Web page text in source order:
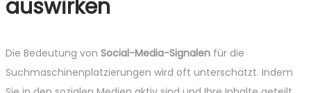
auswirken
Die Bedeutung von Social-Media-Signalen für die
Suchmaschinenplatzierungen wird oft unterschätzt. Indem